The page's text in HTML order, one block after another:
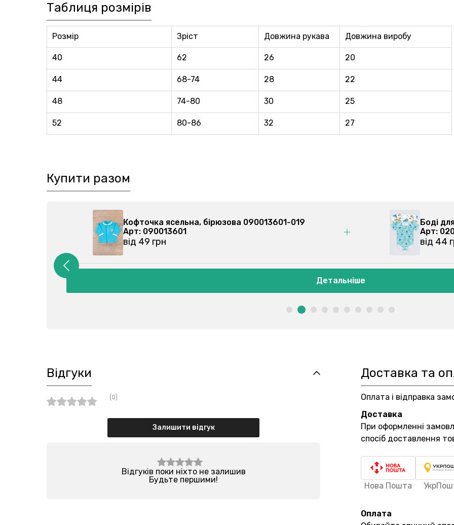
Таблиця розмірів
Розмір Зріст Довжина рукава Довжина виробу
40 62 26 20
44 68-74 28 22
48 74-80 30 25
52 80-86 32 27
Купити разом
Кофточка ясельна, бірюзова 090013601-019
Арт: 090013601
від 49 грн
Боді
Арт:
від 44
Детальніше
Відгуки
(0)
Залишити відгук
Відгуків поки ніхто не залишив
Будьте першими!
Доставка та
Оплата і відправка
Доставка
При оформленні
спосіб доставлення
Нова Пошта
Оплата